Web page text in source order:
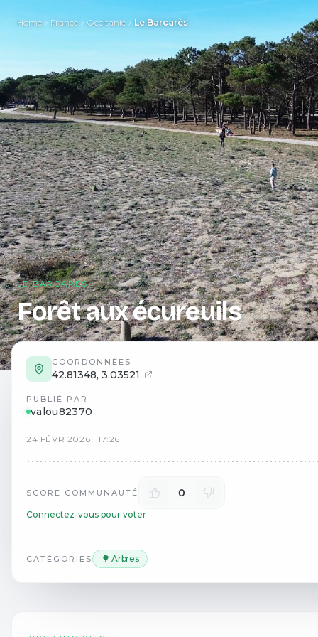
Home France Occitanie Le Barcarès
LE BARCARÈS
Forêt aux écureuils
COORDONNÉES
42.81348, 3.03521
PUBLIÉ PAR
valou82370
24 FÉVR 2026 ·17:26
SCORE COMMUNAUTÉ 0
Connectez-vous pour voter
CATÉGORIES 🌳 Arbres